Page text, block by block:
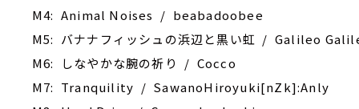
M4: Animal Noises / beabadoobee
M5: バナナフィッシュの浜辺と黒い虹 / Galileo
M6: しなやかな腕の祈り / Cocco
M7: Tranquility / SawanoHiroyuki[nZk]:Anly